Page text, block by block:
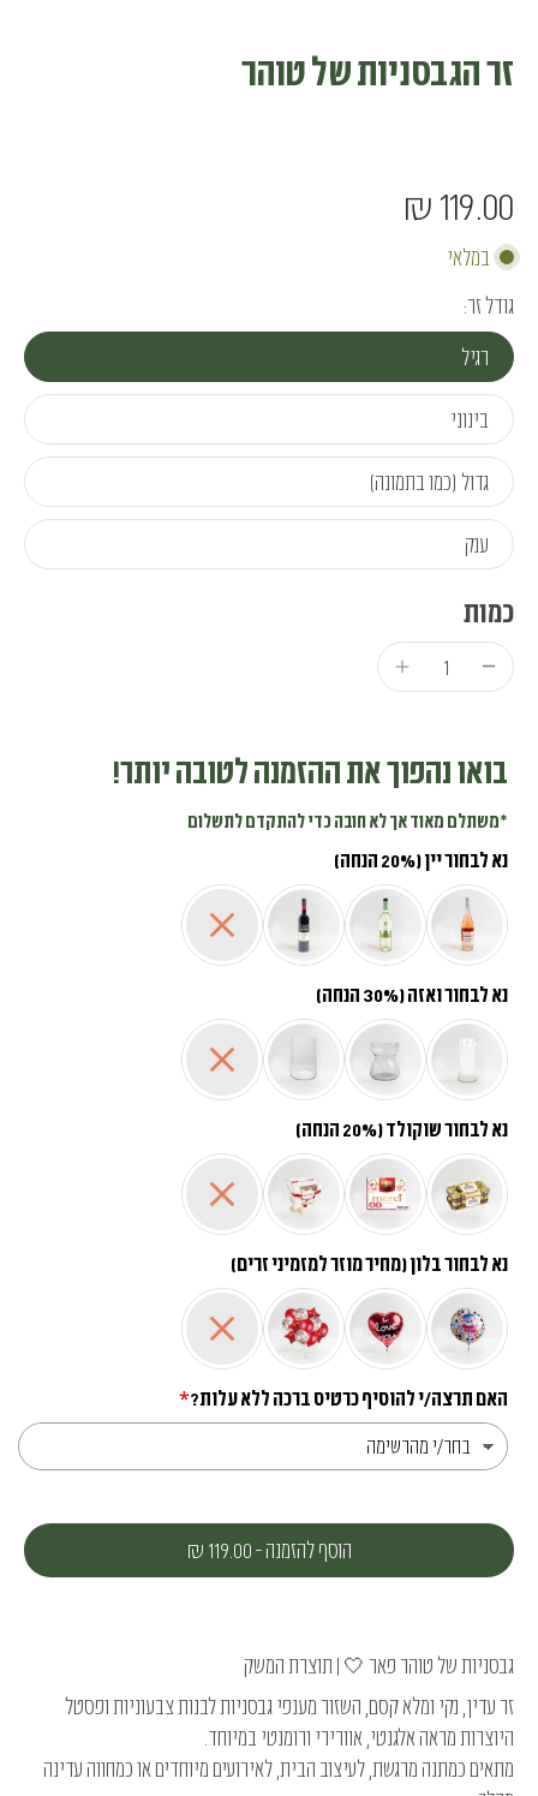
זר הגבסניות של טוהר
119.00 ₪
במלאי
גודל זר:
רגיל
בינוני
גדול (כמו בתמונה)
ענק
כמות
בואו נהפוך את ההזמנה לטובה יותר!
*משתלם מאוד אך לא חובה כדי להתקדם לתשלום
נא לבחור יין (20% הנחה)
נא לבחור ואזה (30% הנחה)
נא לבחור שוקולד (20% הנחה)
נא לבחור בלון (מחיר מוזר למזמיני זרים)
האם תרצה/י להוסיף כרטיס ברכה ללא עלות?
הוסף להזמנה-
119.00 ₪
גבסניות של טוהר פאר 🤍 | תוצרת המשק
זר עדין, נקי ומלא קסם, השזור מענפי גבסניות לבנות צבעוניות ופסטל
היוצרות מראה אלגנטי, אוורירי ורומנטי במיוחד.
מתאים כמתנה מרגשת, לעיצוב הבית, לאירועים מיוחדים או כמחווה עדינה